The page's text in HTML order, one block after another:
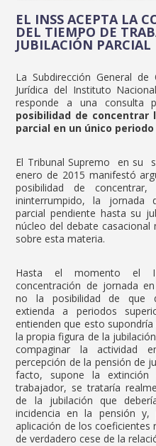
EL INSS ACEPTA LA
DEL TIEMPO DE
JUBILACIÓN PARCIAL
La Subdirección General de
Jurídica del Instituto
responde a una consulta
posibilidad de concentrar
parcial en un único
El Tribunal Supremo en su
enero de 2015 manifestó
posibilidad de
ininterrumpido, la jornada
parcial pendiente hasta su
núcleo del debate
sobre esta materia.
Hasta el momento el
concentración de jornada
no la posibilidad de que
extienda a periodos
entienden que esto
la propia figura de la
compaginar la actividad
percepción de la pensión de
facto, supone la extinción
trabajador, se trataría
de la jubilación que
incidencia en la pensión
aplicación de los coeficientes
de verdadero cese de la